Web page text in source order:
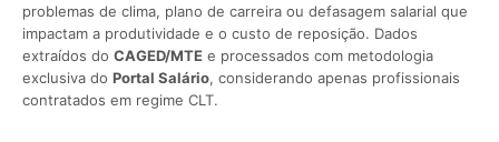
problemas de clima, plano de carreira ou defasagem salarial que
impactam a produtividade e o custo de reposição. Dados
extraídos do CAGED/MTE e processados com metodologia
exclusiva do Portal Salário, considerando apenas profissionais
contratados em regime CLT.